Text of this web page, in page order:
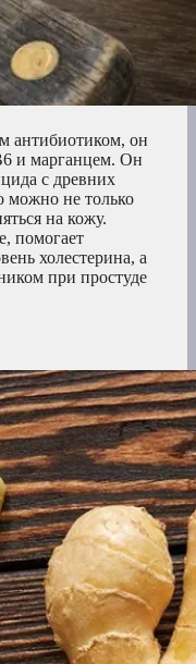
антибиотиком, он
и марганцем. Он
с древних
можно не только
на кожу.
помогает
холестерина, а
при простуде